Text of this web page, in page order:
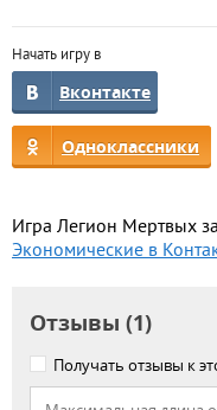
Начать игру в
Вконтакте
Одноклассники
Игра Легион Мертвых
Экономические в
Отзывы (1)
Получать отзывы к